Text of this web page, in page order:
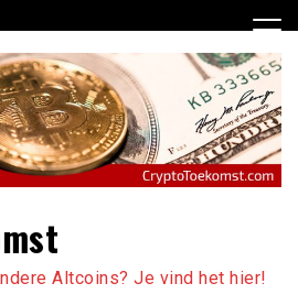
Altcoins? Je vind het hier!